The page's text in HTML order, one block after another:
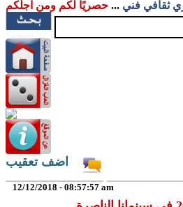
ثقافي فني ... حصريًا لكم ومن اجلكم
اضف تعقيب
12/12/2018 - 08:57:57 am